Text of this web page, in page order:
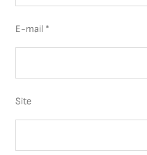
E-mail *
Site